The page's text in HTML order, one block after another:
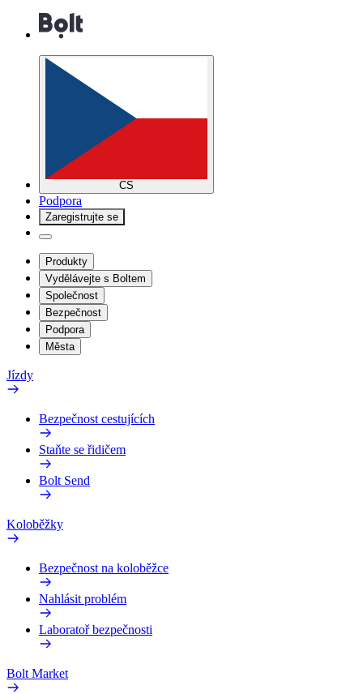
CS
Podpora
Zaregistrujte se
Produkty
Vydělávejte s Boltem
Společnost
Bezpečnost
Podpora
Města
Jízdy
Bezpečnost cestujících
Staňte se řidičem
Bolt Send
Koloběžky
Bezpečnost na koloběžce
Nahlásit problém
Laboratoř bezpečnosti
Bolt Market